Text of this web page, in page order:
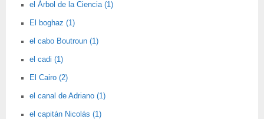
el Árbol de la Ciencia (1)
El boghaz (1)
el cabo Boutroun (1)
el cadi (1)
El Cairo (2)
el canal de Adriano (1)
el capitán Nicolás (1)